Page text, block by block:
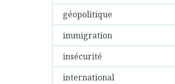
géopolitique
immigration
insécurité
international